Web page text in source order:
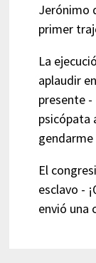
Jerónimo
primer
La
aplaudir
presente -
psicópata
gendarme
El
esclavo -
envió una